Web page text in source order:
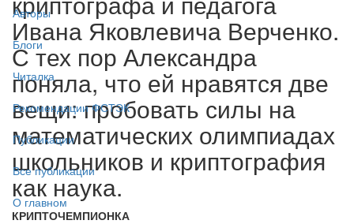
Авторы
Блоги
Читалка
Рекомендации ФСТЭК
Публикации
Все публикации
О главном
Ивана Яковлевича Верченко.
С тех пор Александра
поняла, что ей нравятся две
вещи: пробовать силы на
математических олимпиадах
школьников и криптография
как наука.
КРИПТОЧЕМПИОНКА